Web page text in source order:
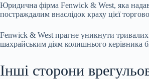
Юридична фірма Fenwick & West, яка
постраждалим внаслідок краху цієї
Fenwick & West прагне уникнути тривалих
шахрайським діям колишнього керівника
Інші сторони